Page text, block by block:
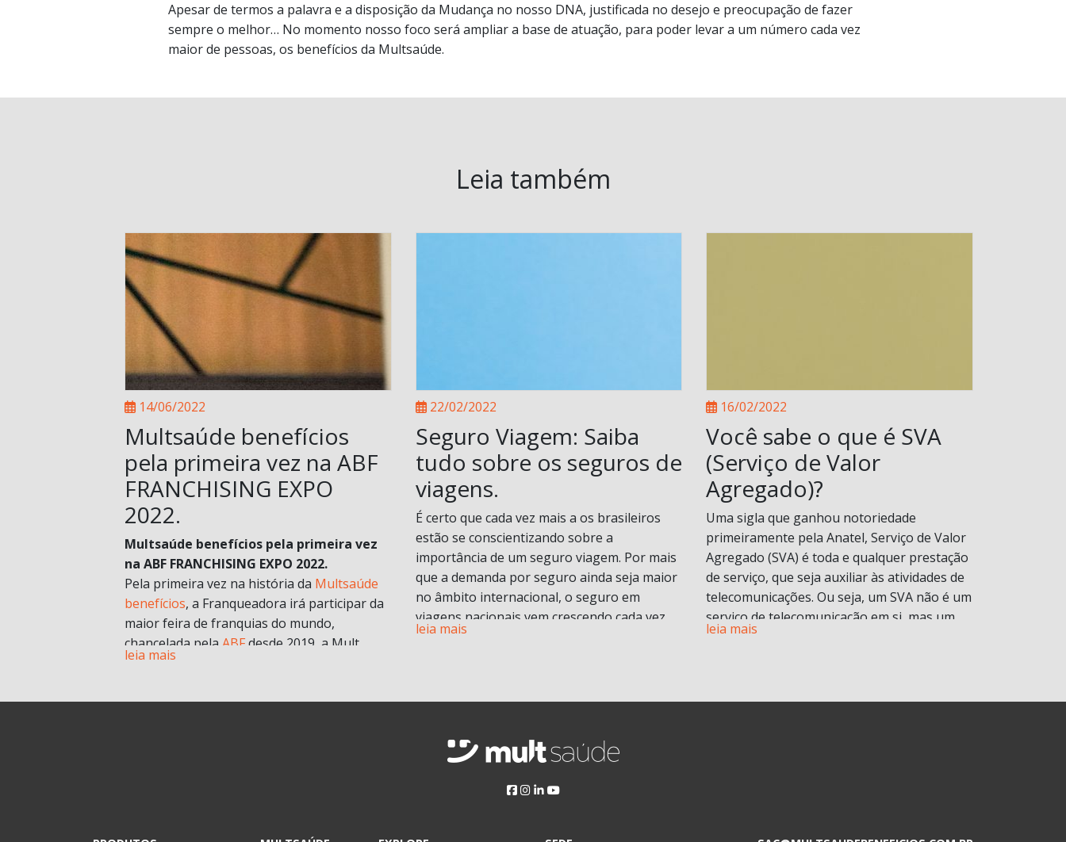
Apesar de termos a palavra e a disposição da Mudança no nosso DNA, justificada no desejo e preocupação de fazer
sempre o melhor… No momento nosso foco será ampliar a base de atuação, para poder levar a um número cada vez
maior de pessoas, os benefícios da Multsaúde.
Leia também
14/06/2022
Multsaúde benefícios
pela primeira vez na ABF
FRANCHISING EXPO
2022.
Multsaúde benefícios pela primeira vez
na ABF FRANCHISING EXPO 2022.
Pela primeira vez na história da Multsaúde
benefícios, a Franqueadora irá participar da
maior feira de franquias do mundo,
chancelada pela ABFdesde 2019, a Mult
chegará com muitas novidades e
A grande aposta da Mult para a Feira ABF
leia mais
22/02/2022
Seguro Viagem: Saiba
tudo sobre os seguros de
viagens.
É certo que cada vez mais a os brasileiros
estão se conscientizando sobre a
importância de um seguro viagem. Por mais
que a demanda por seguro ainda seja maior
no âmbito internacional, o seguro em
viagens nacionais vem crescendo cada vez
mais por procura de informações.
O que é seguro viagem?
Esse modelo de seguro normalmente cobre
Isso engloba despesas médicas e
leia mais
16/02/2022
Você sabe o que é SVA
(Serviço de Valor
Agregado)?
Uma sigla que ganhou notoriedade
primeiramente pela Anatel, Serviço de Valor
Agregado (SVA) é toda e qualquer prestação
de serviço, que seja auxiliar às atividades de
telecomunicações. Ou seja, um SVA não é um
serviço de telecomunicação em si, mas um
serviço que é disponibilizado atrelado a um
leia mais